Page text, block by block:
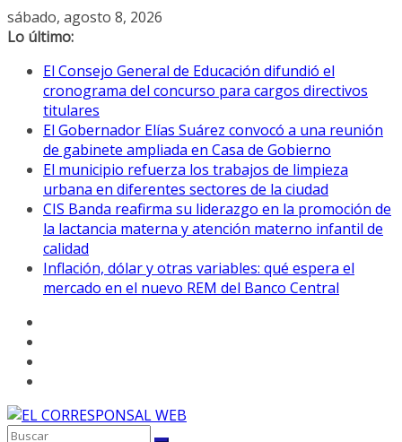
Saltar
al
sábado, agosto 8, 2026
Lo último:
El Consejo General de Educación difundió el
cronograma del concurso para cargos directivos
titulares
El Gobernador Elías Suárez convocó a una reunión
de gabinete ampliada en Casa de Gobierno
El municipio refuerza los trabajos de limpieza
urbana en diferentes sectores de la ciudad
CIS Banda reafirma su liderazgo en la promoción de
la lactancia materna y atención materno infantil de
calidad
Inflación, dólar y otras variables: qué espera el
mercado en el nuevo REM del Banco Central